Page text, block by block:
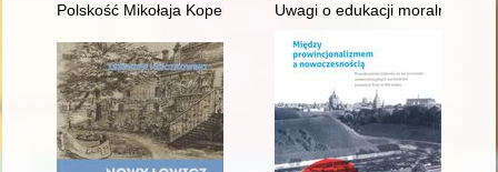
Polskość Mikołaja Kopernika z rodu ŚlązakaUwagi o edukacji moralnej